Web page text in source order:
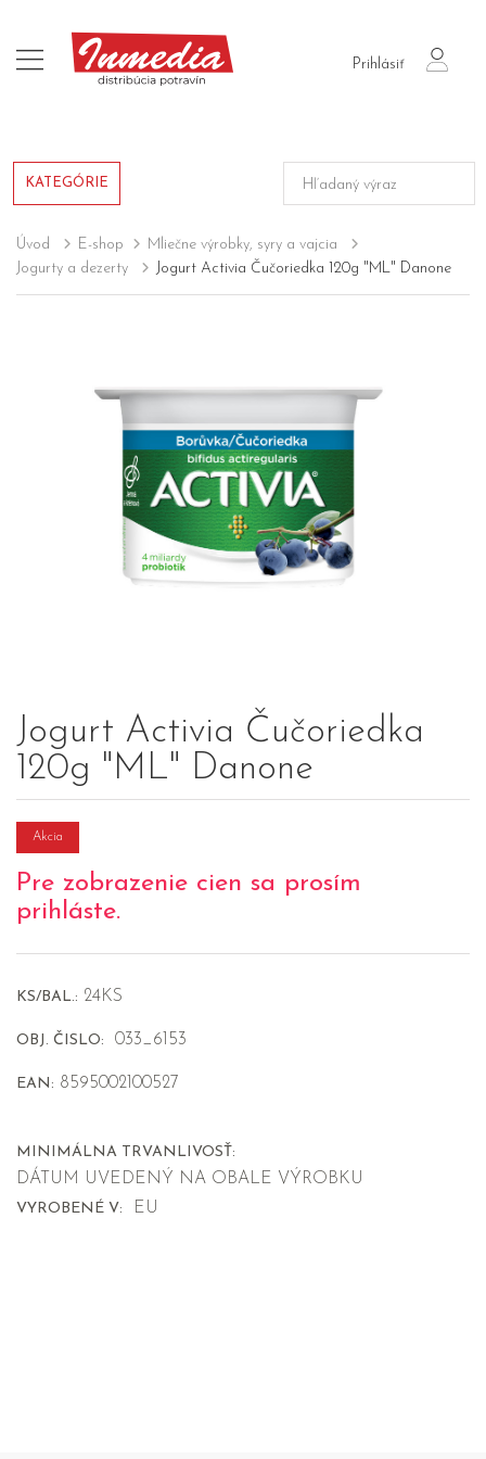
Prihlásiť
login
KATEGÓRIE
Úvod E-shop
Mliečne výrobky, syry a vajcia
Jogurty a dezerty
Jogurt Activia Čučoriedka 120g "ML" Danone
Jogurt Activia Čučoriedka
120g "ML" Danone
Akcia
Pre zobrazenie cien sa prosím
prihláste.
KS/BAL.: 24KS
OBJ. ČISLO: 033_6153
EAN: 8595002100527
MINIMÁLNA TRVANLIVOSŤ:
DÁTUM UVEDENÝ NA OBALE VÝROBKU
VYROBENÉ V: EU